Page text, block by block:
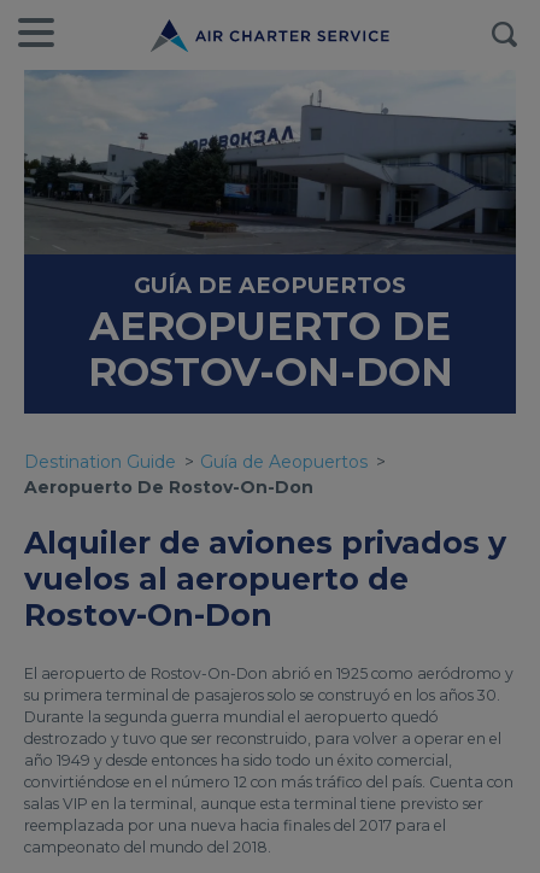
GUÍA DE AEOPUERTOS
AEROPUERTO DE
ROSTOV-ON-DON
Destination Guide
Guía de Aeopuertos
Aeropuerto De Rostov-On-Don
Alquiler de aviones privados y
vuelos al aeropuerto de
Rostov-On-Don
El aeropuerto de Rostov-On-Don abrió en 1925 como aeródromo y
su primera terminal de pasajeros solo se construyó en los años 30.
Durante la segunda guerra mundial el aeropuerto quedó
destrozado y tuvo que ser reconstruido, para volver a operar en el
año 1949 y desde entonces ha sido todo un éxito comercial,
convirtiéndose en el número 12 con más tráfico del país. Cuenta con
salas VIP en la terminal, aunque esta terminal tiene previsto ser
reemplazada por una nueva hacia finales del 2017 para el
campeonato del mundo del 2018.